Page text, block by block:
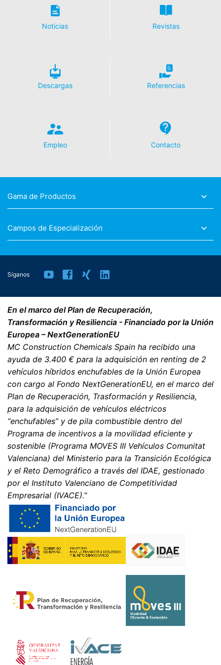
Noticias Revistas
Descargas Referencias
Empleo Contacto
Gama de Productos
Campos de Especialización
Síganos
En el marco del Plan de Recuperación,
Transformación y Resiliencia - Financiado por la Unión
Europea – NextGenerationEU
MC Construction Chemicals Spain ha recibido una
ayuda de 3.400 € para la adquisición en renting de 2
vehículos híbridos enchufables de la Unión Europea
con cargo al Fondo NextGenerationEU, en el marco del
Plan de Recuperación, Trasformación y Resiliencia,
para la adquisición de vehículos eléctricos
“enchufables” y de pila combustible dentro del
Programa de incentivos a la movilidad eficiente y
sostenible (Programa MOVES III Vehículos Comunitat
Valenciana) del Ministerio para la Transición Ecológica
y el Reto Demográfico a través del IDAE, gestionado
por el Instituto Valenciano de Competitividad
Empresarial (IVACE).”
Informationsfreiheit NRW, Düsseldorf.
se le entreguen automáticamente a usted o a un tercero
en un formato estándar y legible por máquina. Si usted
requiere la transferencia directa de datos a otra parte
Información, corrección, bloqueo, borrado
Según lo permitido por el Art. 15 GDPR, tiene derecho a
que se le proporcione en cualquier momento